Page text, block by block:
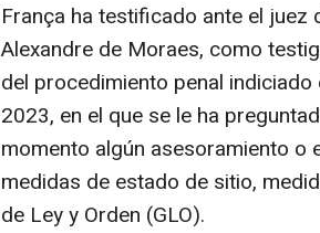
França ha testificado ante el juez
Alexandre de Moraes, como
del procedimiento penal
2023, en el que se le ha
momento algún asesoramiento o
medidas de estado de sitio,
de Ley y Orden (GLO).